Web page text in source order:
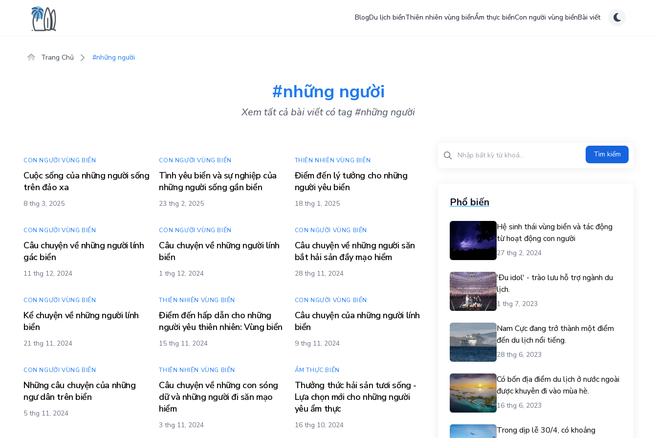
BlogDu lịch biểnThiên nhiên vùng biểnẨm thực biểnCon người vùng biểnBài viết
Trang Chủ #những người
#những người
Xem tất cả bài viết có tag #những người
CON NGƯỜI VÙNG BIỂN
Cuộc sống của những người sống
trên đảo xa
8 thg 3, 2025
CON NGƯỜI VÙNG BIỂN
Tình yêu biển và sự nghiệp của
những người sống gần biển
23 thg 2, 2025
THIÊN NHIÊN VÙNG BIỂN
Điểm đến lý tưởng cho những
người yêu biển
18 thg 1, 2025
CON NGƯỜI VÙNG BIỂN
Câu chuyện về những người lính
gác biển
11 thg 12, 2024
CON NGƯỜI VÙNG BIỂN
Câu chuyện về những người lính
biển
1 thg 12, 2024
CON NGƯỜI VÙNG BIỂN
Câu chuyện về những người săn
bắt hải sản đầy mạo hiểm
28 thg 11, 2024
CON NGƯỜI VÙNG BIỂN
Kể chuyện về những người lính
biển
21 thg 11, 2024
THIÊN NHIÊN VÙNG BIỂN
Điểm đến hấp dẫn cho những
người yêu thiên nhiên: Vùng biển
15 thg 11, 2024
CON NGƯỜI VÙNG BIỂN
Câu chuyện của những người lính
biển
9 thg 11, 2024
CON NGƯỜI VÙNG BIỂN
Những câu chuyện của những
ngư dân trên biển
5 thg 11, 2024
THIÊN NHIÊN VÙNG BIỂN
Câu chuyện về những con sóng
dữ và những người đi săn mạo
hiểm
3 thg 11, 2024
ẨM THỰC BIỂN
Thưởng thức hải sản tươi sống -
Lựa chọn mới cho những người
yêu ẩm thực
16 thg 10, 2024
Tìm kiếm
Phổ biến
Hệ sinh thái vùng biển và tác động
từ hoạt động con người
27 thg 2, 2024
'Đu idol' - trào lưu hỗ trợ ngành du
lịch.
1 thg 7, 2023
Nam Cực đang trở thành một điểm
đến du lịch nổi tiếng.
28 thg 6, 2023
Có bốn địa điểm du lịch ở nước ngoài
được khuyên đi vào mùa hè.
16 thg 6, 2023
Trong dịp lễ 30/4, có khoảng